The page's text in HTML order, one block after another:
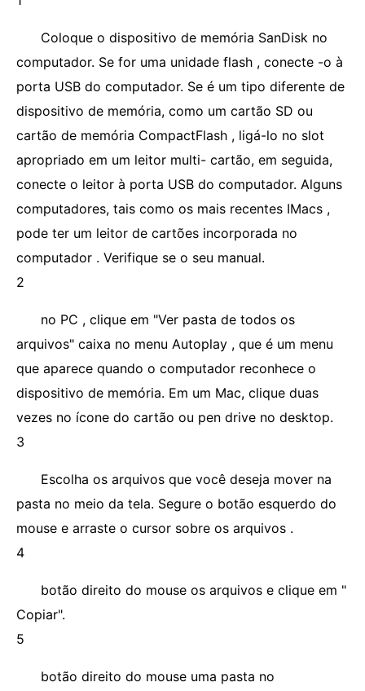
Coloque o dispositivo de memória SanDisk no
computador. Se for uma unidade flash , conecte -o à
porta USB do computador. Se é um tipo diferente de
dispositivo de memória, como um cartão SD ou
cartão de memória CompactFlash , ligá-lo no slot
apropriado em um leitor multi- cartão, em seguida,
conecte o leitor à porta USB do computador. Alguns
computadores, tais como os mais recentes IMacs ,
pode ter um leitor de cartões incorporada no
computador . Verifique se o seu manual.
2
no PC , clique em "Ver pasta de todos os
arquivos" caixa no menu Autoplay , que é um menu
que aparece quando o computador reconhece o
dispositivo de memória. Em um Mac, clique duas
vezes no ícone do cartão ou pen drive no desktop.
3
Escolha os arquivos que você deseja mover na
pasta no meio da tela. Segure o botão esquerdo do
mouse e arraste o cursor sobre os arquivos .
4
botão direito do mouse os arquivos e clique em "
Copiar".
5
botão direito do mouse uma pasta no